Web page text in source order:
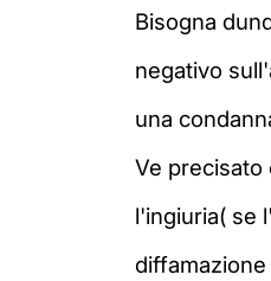
Bisogna
negativo
una
Ve precisato
l'ingiuria( se